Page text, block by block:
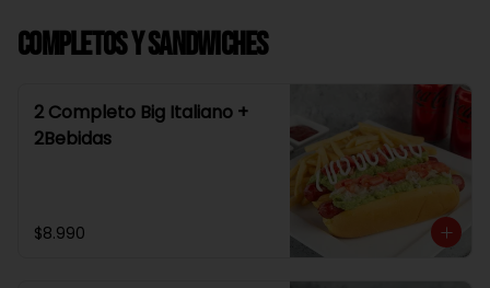
Completos y Sandwiches
2 Completo Big Italiano +
2Bebidas
$8.990